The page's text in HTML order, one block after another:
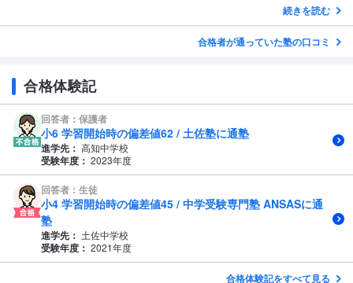
続きを読む
合格者が通っていた塾の口コミ
合格体験記
回答者：保護者
小6 学習開始時の偏差値62 / 土佐塾に通塾
進学先： 高知中学校
受験年度： 2023年度
回答者：生徒
小4 学習開始時の偏差値45 / 中学受験専門塾 ANSASに通
塾
進学先： 土佐中学校
受験年度： 2021年度
合格体験記をすべて見る